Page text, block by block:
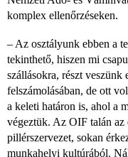
komplex ellenőrzéseken.
– Az osztályunk ebben a
tekinthető, hiszen mi
szállásokra, részt veszünk
felszámolásában, de ott
a keleti határon is, ahol a
végeztük. Az OIF talán
pillérszervezet, sokan
munkahelyi kultúrából.